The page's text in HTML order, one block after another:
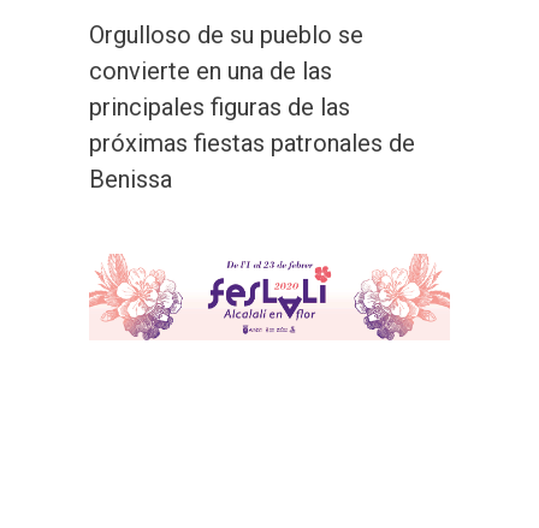
Orgulloso de su pueblo se
convierte en una de las
principales figuras de las
próximas fiestas patronales de
Benissa